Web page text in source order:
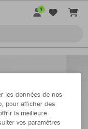
1
les données de nos
pour afficher des
la meilleure
vos paramètres